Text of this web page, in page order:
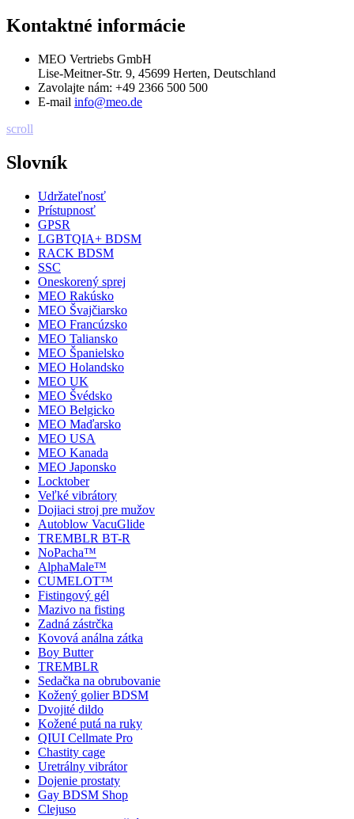
Kontaktné informácie
MEO Vertriebs GmbH
Lise-Meitner-Str. 9, 45699 Herten, Deutschland
Zavolajte nám: +49 2366 500 500
E-mail info@meo.de
scroll
Slovník
Udržateľnosť
Prístupnosť
GPSR
LGBTQIA+ BDSM
RACK BDSM
SSC
Oneskorený sprej
MEO Rakúsko
MEO Švajčiarsko
MEO Francúzsko
MEO Taliansko
MEO Španielsko
MEO Holandsko
MEO UK
MEO Švédsko
MEO Belgicko
MEO Maďarsko
MEO USA
MEO Kanada
MEO Japonsko
Locktober
Veľké vibrátory
Dojiaci stroj pre mužov
Autoblow VacuGlide
TREMBLR BT-R
NoPacha™
AlphaMale™
CUMELOT™
Fistingový gél
Mazivo na fisting
Zadná zástrčka
Kovová análna zátka
Boy Butter
TREMBLR
Sedačka na obrubovanie
Kožený golier BDSM
Dvojité dildo
Kožené putá na ruky
QIUI Cellmate Pro
Chastity cage
Uretrálny vibrátor
Dojenie prostaty
Gay BDSM Shop
Clejuso